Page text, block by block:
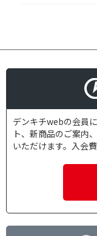
10.1V型
解像度で絞
リフレッ
モニター
ワイド
デンキチwebの会員
ト、新商品のご案内
いただけます。入会